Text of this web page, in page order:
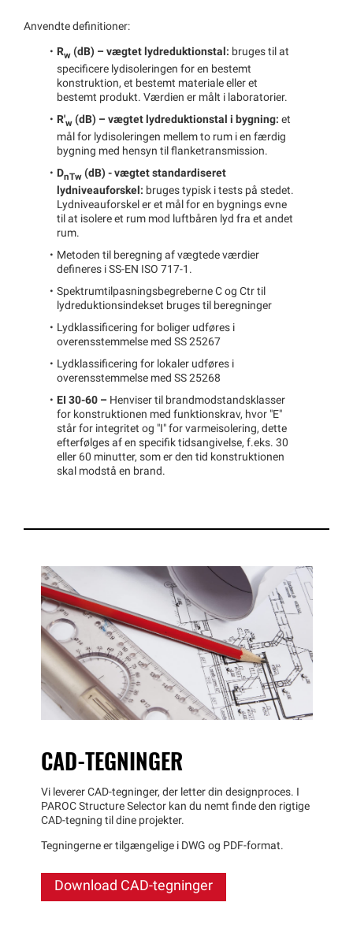
Anvendte definitioner:
Rw(dB) – vægtet lydreduktionstal: bruges til at
specificere lydisoleringen for en bestemt
konstruktion, et bestemt materiale eller et
bestemt produkt. Værdien er målt i laboratorier.
R'w(dB) – vægtet lydreduktionstal i bygning: et
mål for lydisoleringen mellem to rum i en færdig
bygning med hensyn til flanketransmission.
DnTw(dB) - vægtet standardiseret
lydniveauforskel: bruges typisk i tests på stedet.
Lydniveauforskel er et mål for en bygnings evne
til at isolere et rum mod luftbåren lyd fra et andet
rum.
Metoden til beregning af vægtede værdier
defineres i SS-EN ISO 717-1.
Spektrumtilpasningsbegreberne C og Ctr til
lydreduktionsindekset bruges til beregninger
Lydklassificering for boliger udføres i
overensstemmelse med SS 25267
Lydklassificering for lokaler udføres i
overensstemmelse med SS 25268
EI 30-60 – Henviser til brandmodstandsklasser
for konstruktionen med funktionskrav, hvor "E"
står for integritet og "I" for varmeisolering, dette
efterfølges af en specifik tidsangivelse, f.eks. 30
eller 60 minutter, som er den tid konstruktionen
skal modstå en brand.
CAD-TEGNINGER
Vi leverer CAD-tegninger, der letter din designproces. I
PAROC Structure Selector kan du nemt finde den rigtige
CAD-tegning til dine projekter.
Tegningerne er tilgængelige i DWG og PDF-format.
Download CAD-tegninger